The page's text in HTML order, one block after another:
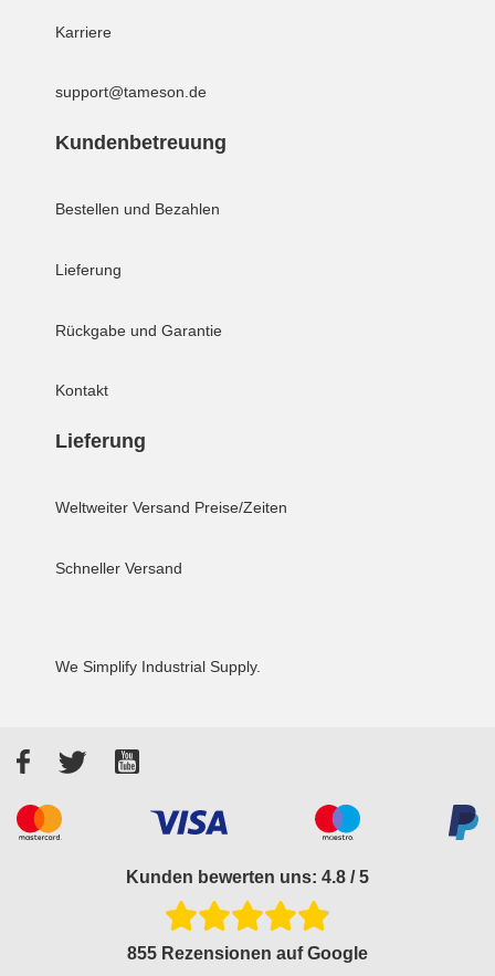
Karriere
support@tameson.de
Kundenbetreuung
Bestellen und Bezahlen
Lieferung
Rückgabe und Garantie
Kontakt
Lieferung
Weltweiter Versand Preise/Zeiten
Schneller Versand
We Simplify Industrial Supply.
FacebookTwitterYouTube
Kunden bewerten uns: 4.8 / 5
855 Rezensionen auf Google